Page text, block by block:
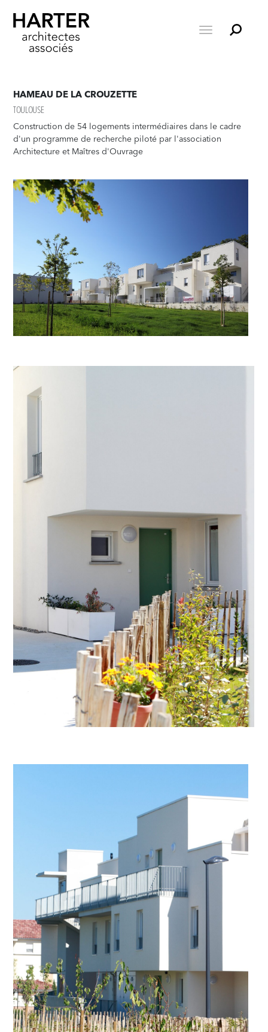
HAMEAU DE LA CROUZETTE
TOULOUSE
Construction de 54 logements intermédiaires dans le cadre
d'un programme de recherche piloté par l'association
Architecture et Maîtres d'Ouvrage